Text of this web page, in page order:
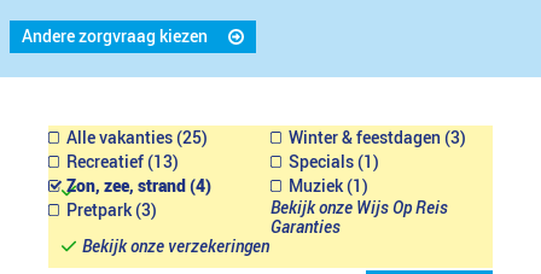
Andere zorgvraag kiezen
Alle vakanties (25)
Winter & feestdagen (3)
Recreatief (13)
Specials (1)
Zon, zee, strand (4)
Muziek (1)
Pretpark (3)
Bekijk onze Wijs Op Reis
Garanties
Bekijk onze verzekeringen